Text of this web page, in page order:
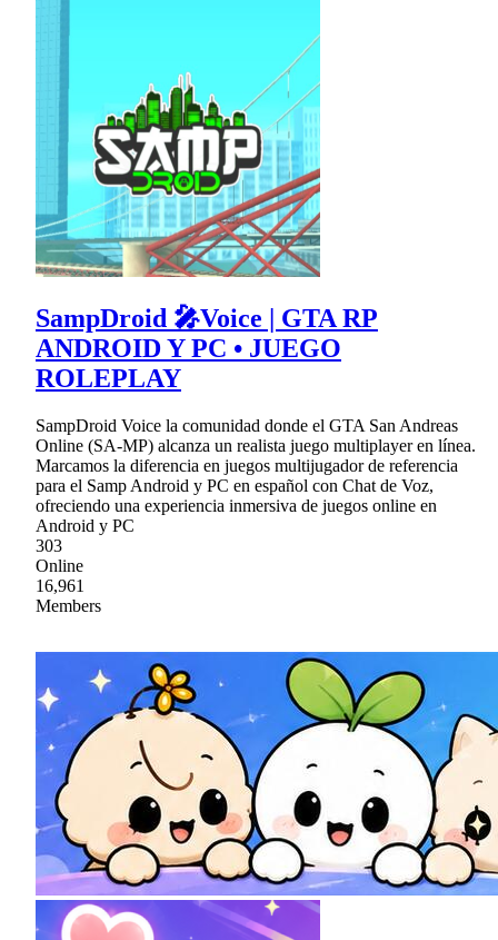
SampDroid 🎤Voice | GTA RP
ANDROID Y PC • JUEGO
ROLEPLAY
SampDroid Voice la comunidad donde el GTA San Andreas
Online (SA-MP) alcanza un realista juego multiplayer en línea.
Marcamos la diferencia en juegos multijugador de referencia
para el Samp Android y PC en español con Chat de Voz,
ofreciendo una experiencia inmersiva de juegos online en
Android y PC
303
Online
16,961
Members